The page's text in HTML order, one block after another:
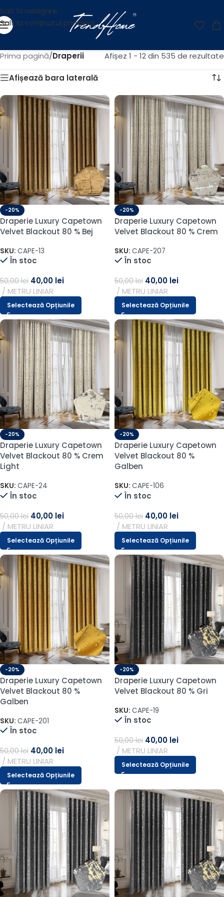
Salt la navigare
Salt la conținutul principal
Prima pagină/Draperii Afișez 1 - 12 din 535 de rezultate
Afișează bara laterală
-20%
Draperie Luxury Capetown
Velvet Blackout 80 % Bej
SKU: CAPE-13
În stoc
50,00lei 40,00 lei
METRU LINIAR
Selectează Opțiunile
-20%
Draperie Luxury Capetown
Velvet Blackout 80 % Crem
SKU: CAPE-207
În stoc
50,00lei 40,00 lei
METRU LINIAR
Selectează Opțiunile
-20%
Draperie Luxury Capetown
Velvet Blackout 80 % Crem
Light
SKU: CAPE-24
În stoc
50,00lei 40,00 lei
METRU LINIAR
Selectează Opțiunile
-20%
Draperie Luxury Capetown
Velvet Blackout 80 %
Galben
SKU: CAPE-106
În stoc
50,00lei 40,00 lei
METRU LINIAR
Selectează Opțiunile
-20%
Draperie Luxury Capetown
Velvet Blackout 80 %
Galben
SKU: CAPE-201
În stoc
50,00lei 40,00 lei
METRU LINIAR
Selectează Opțiunile
-20%
Draperie Luxury Capetown
Velvet Blackout 80 % Gri
SKU: CAPE-19
În stoc
50,00lei 40,00 lei
METRU LINIAR
Selectează Opțiunile